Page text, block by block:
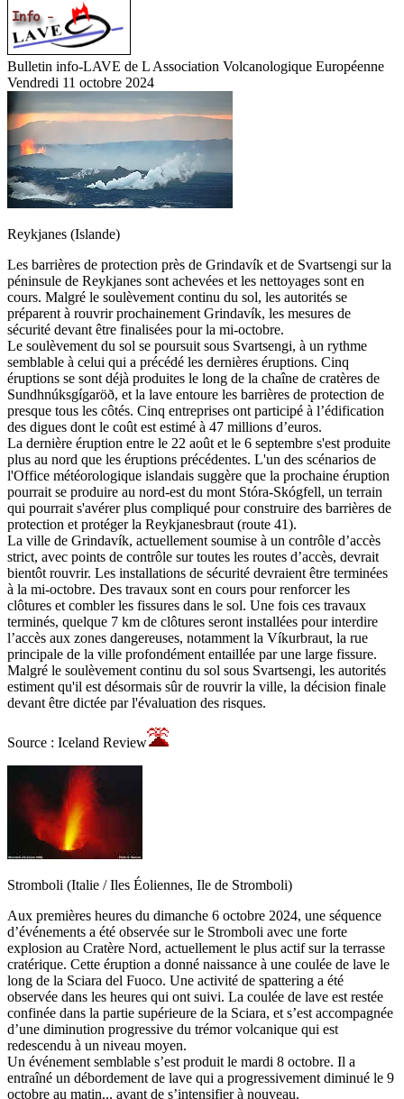
Bulletin info-LAVE de L Association Volcanologique Européenne
Vendredi 11 octobre 2024
Reykjanes (Islande)
Les barrières de protection près de Grindavík et de Svartsengi sur la
péninsule de Reykjanes sont achevées et les nettoyages sont en
cours. Malgré le soulèvement continu du sol, les autorités se
préparent à rouvrir prochainement Grindavík, les mesures de
sécurité devant être finalisées pour la mi-octobre.
Le soulèvement du sol se poursuit sous Svartsengi, à un rythme
semblable à celui qui a précédé les dernières éruptions. Cinq
éruptions se sont déjà produites le long de la chaîne de cratères de
Sundhnúksgígaröð, et la lave entoure les barrières de protection de
presque tous les côtés. Cinq entreprises ont participé à l’édification
des digues dont le coût est estimé à 47 millions d’euros.
La dernière éruption entre le 22 août et le 6 septembre s'est produite
plus au nord que les éruptions précédentes. L'un des scénarios de
l'Office météorologique islandais suggère que la prochaine éruption
pourrait se produire au nord-est du mont Stóra-Skógfell, un terrain
qui pourrait s'avérer plus compliqué pour construire des barrières de
protection et protéger la Reykjanesbraut (route 41).
La ville de Grindavík, actuellement soumise à un contrôle d’accès
strict, avec points de contrôle sur toutes les routes d’accès, devrait
bientôt rouvrir. Les installations de sécurité devraient être terminées
à la mi-octobre. Des travaux sont en cours pour renforcer les
clôtures et combler les fissures dans le sol. Une fois ces travaux
terminés, quelque 7 km de clôtures seront installées pour interdire
l’accès aux zones dangereuses, notamment la Víkurbraut, la rue
principale de la ville profondément entaillée par une large fissure.
Malgré le soulèvement continu du sol sous Svartsengi, les autorités
estiment qu'il est désormais sûr de rouvrir la ville, la décision finale
devant être dictée par l'évaluation des risques.
Source : Iceland Review
Stromboli (Italie / Iles Éoliennes, Ile de Stromboli)
Aux premières heures du dimanche 6 octobre 2024, une séquence
d’événements a été observée sur le Stromboli avec une forte
explosion au Cratère Nord, actuellement le plus actif sur la terrasse
cratérique. Cette éruption a donné naissance à une coulée de lave le
long de la Sciara del Fuoco. Une activité de spattering a été
observée dans les heures qui ont suivi. La coulée de lave est restée
confinée dans la partie supérieure de la Sciara, et s’est accompagnée
d’une diminution progressive du trémor volcanique qui est
redescendu à un niveau moyen.
Un événement semblable s’est produit le mardi 8 octobre. Il a
entraîné un débordement de lave qui a progressivement diminué le 9
octobre au matin... avant de s’intensifier à nouveau.